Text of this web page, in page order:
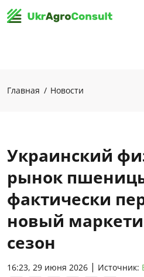
Главная Новости
Украинский
рынок
фактически
новый
сезон
16:23, 29 июня 2026 Источник: